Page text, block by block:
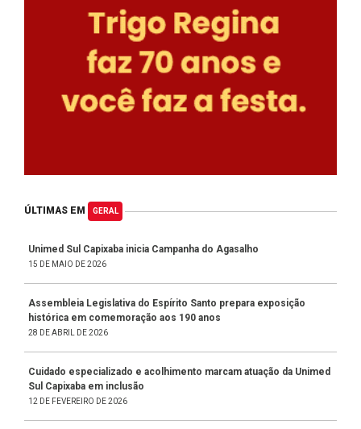
ÚLTIMAS EM GERAL
Unimed Sul Capixaba inicia Campanha do Agasalho
15 DE MAIO DE 2026
Assembleia Legislativa do Espírito Santo prepara exposição
histórica em comemoração aos 190 anos
28 DE ABRIL DE 2026
Cuidado especializado e acolhimento marcam atuação da Unimed
Sul Capixaba em inclusão
12 DE FEVEREIRO DE 2026